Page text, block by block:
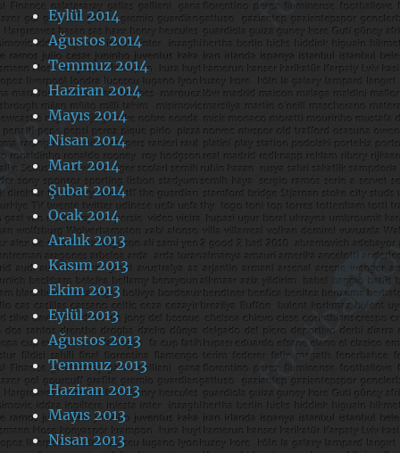
Eylül 2014
Ağustos 2014
Temmuz 2014
Haziran 2014
Mayıs 2014
Nisan 2014
Mart 2014
Şubat 2014
Ocak 2014
Aralık 2013
Kasım 2013
Ekim 2013
Eylül 2013
Ağustos 2013
Temmuz 2013
Haziran 2013
Mayıs 2013
Nisan 2013